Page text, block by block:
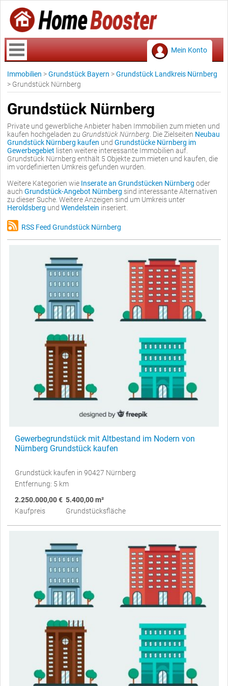
Mein Konto
Immobilien >Grundstück Bayern >Grundstück Landkreis Nürnberg
> Grundstück Nürnberg
Grundstück Nürnberg
Private und gewerbliche Anbieter haben Immobilien zum mieten und
kaufen hochgeladen zu Grundstück Nürnberg . Die Zielseiten Neubau
Grundstück Nürnberg kaufen und Grundstücke Nürnberg im
Gewerbegebiet listen weitere interessante Immobilien auf.
Grundstück Nürnberg enthält 5 Objekte zum mieten und kaufen, die
im vordefinierten Umkreis gefunden wurden.
Weitere Kategorien wie Inserate an Grundstücken Nürnberg oder
auch Grundstück-Angebot Nürnberg sind interessante Alternativen
zu dieser Suche. Weitere Anzeigen sind um Umkreis unter
Heroldsberg und Wendelstein inseriert.
RSS Feed Grundstück Nürnberg
Gewerbegrundstück mit Altbestand im Nodern von
Nürnberg Grundstück kaufen
Grundstück kaufen in 90427 Nürnberg
Entfernung: 5 km
2.250.000,00 €
Kaufpreis
5.400,00 m²
Grundstücksfläche